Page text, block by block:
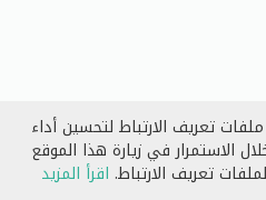
تعريف الارتباط لتحسين أداء
الاستمرار في زيارة هذا الموقع
تعريف الارتباط. اقرأ المزيد